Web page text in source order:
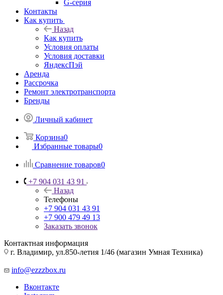
G-серия
Контакты
Как купить
Назад
Как купить
Условия оплаты
Условия доставки
ЯндексПэй
Аренда
Рассрочка
Ремонт электротранспорта
Бренды
Личный кабинет
Корзина0
Избранные товары0
Сравнение товаров0
+7 904 031 43 91
Назад
Телефоны
+7 904 031 43 91
+7 900 479 49 13
Заказать звонок
Контактная информация
г. Владимир, ул.850-летия 1/46 (магазин Умная Техника)
info@ezzzbox.ru
Вконтакте